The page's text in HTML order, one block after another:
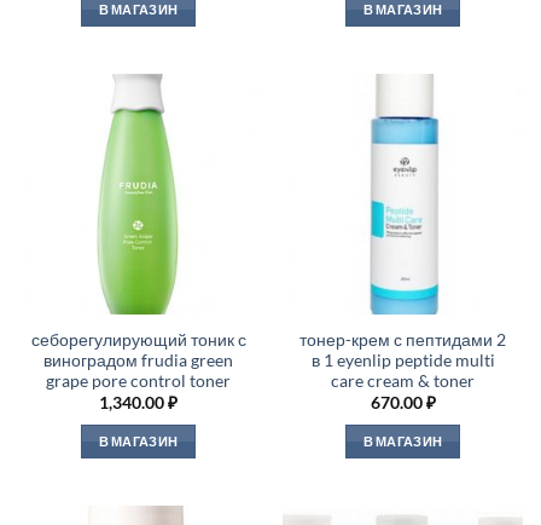
В МАГАЗИН В МАГАЗИН
себорегулирующий тоник с
виноградом frudia green
grape pore control toner
1,340.00₽
В МАГАЗИН
тонер-крем с пептидами 2
в 1 eyenlip peptide multi
care cream & toner
670.00₽
В МАГАЗИН